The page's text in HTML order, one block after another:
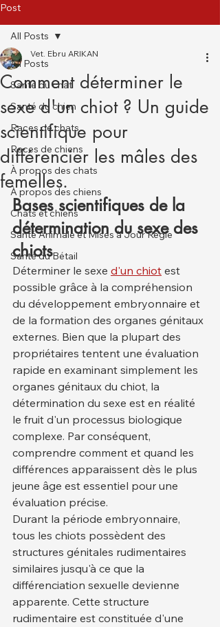
Post
All Posts
Santé du chat
Santé du chien
Races de chats
Races de chiens
À propos des chats
À propos des chiens
Chats et chiens
Santé Animale et Mises à Jour Régle
Santé du Bétail
All Posts
Comment déterminer le
sexe d'un chiot ? Un guide
scientifique pour
différencier les mâles des
femelles.
Vet. Ebru ARIKAN
Bases scientifiques de la
détermination du sexe des
chiots
Déterminer le sexe d'un chiot est
possible grâce à la compréhension
du développement embryonnaire et
de la formation des organes génitaux
externes. Bien que la plupart des
propriétaires tentent une évaluation
rapide en examinant simplement les
organes génitaux du chiot, la
détermination du sexe est en réalité
le fruit d'un processus biologique
complexe. Par conséquent,
comprendre comment et quand les
différences apparaissent dès le plus
jeune âge est essentiel pour une
évaluation précise.
Durant la période embryonnaire,
tous les chiots possèdent des
structures génitales rudimentaires
similaires jusqu'à ce que la
différenciation sexuelle devienne
apparente. Cette structure
rudimentaire est constituée d'une